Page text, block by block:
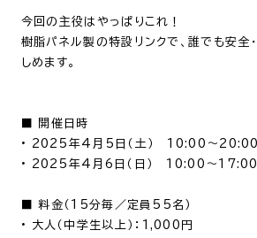
今回の主役はやっぱりこれ！
樹脂パネル製の特設リンクで、誰でも安全
しめます。
■ 開催日時
•
2025年4月5日（土） 10:00～20:00
•
2025年4月6日（日） 10:00～17:00
■ 料金（15分毎／定員55名）
•
大人（中学生以上）：1,000円